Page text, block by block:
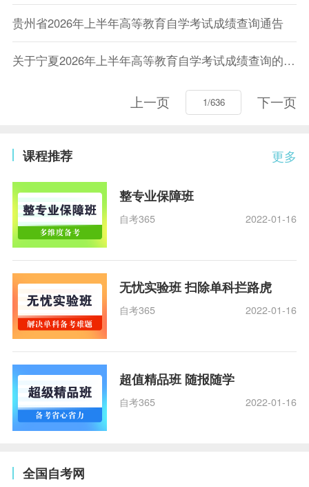
贵州省2026年上半年高等教育自学考试成绩查询通告
关于宁夏2026年上半年高等教育自学考试成绩查询的通告
上一页 下一页
更多
课程推荐
整专业保障班
自考365 2022-01-16
无忧实验班 扫除单科拦路虎
自考365 2022-01-16
超值精品班 随报随学
自考365 2022-01-16
全国自考网